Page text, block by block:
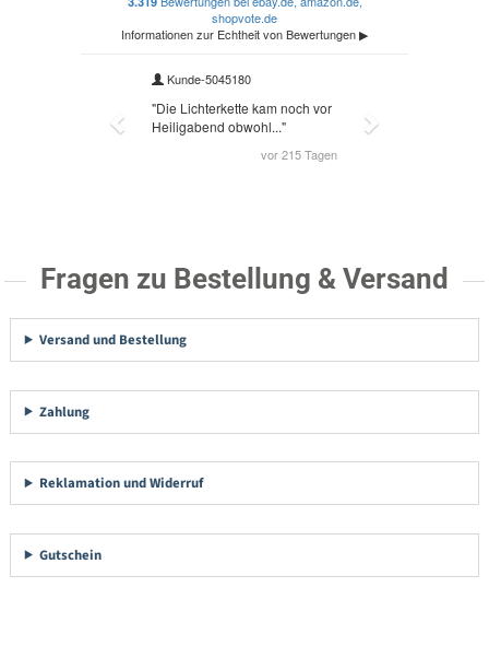
Fragen zu Bestellung & Versand
Versand und Bestellung
Zahlung
Reklamation und Widerruf
Gutschein